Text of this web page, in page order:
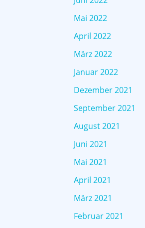
Mai 2022
April 2022
März 2022
Januar 2022
Dezember 2021
September 2021
August 2021
Juni 2021
Mai 2021
April 2021
März 2021
Februar 2021